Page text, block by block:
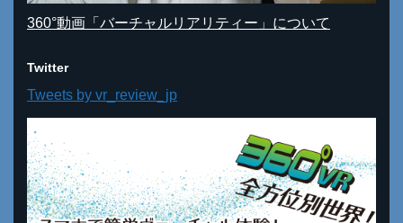
360°動画「バーチャルリアリティー」について
Twitter
Tweets by vr_review_jp